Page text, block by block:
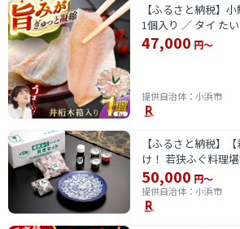
【ふるさと納税】
1個入り ／ タイ た
ささ漬け 贅沢 晩酌
【配送不可地域：
47,000 円～
提供自治体：小浜市
【ふるさと納税】
け！ 若狭ふぐ料理
可地域：北海道・沖
なかじま [BFBH001]
50,000 円～
提供自治体：小浜市